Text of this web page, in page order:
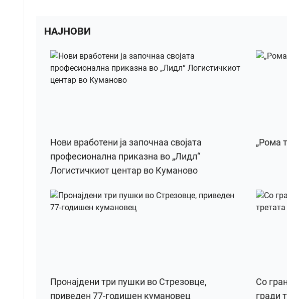
НАЈНОВИ
Нови вработени ја започнаа својата
професионална приказна во „Лидл“
Логистичкиот центар во Куманово
„Рома
Пронајдени три пушки во Стрезовце,
приведен 77-годишен кумановец
Со
гради